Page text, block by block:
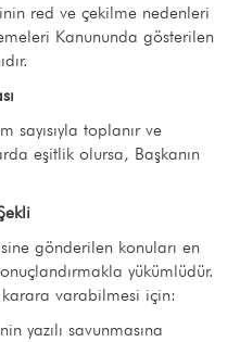
red ve çekilme nedenleri
Kanununda gösterilen
sayısıyla toplanır ve
eşitlik olursa, Başkanın
gönderilen konuları en
yükümlüdür.
varabilmesi için:
yazılı savunmasına